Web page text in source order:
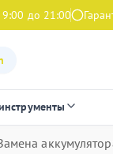
до 21:00